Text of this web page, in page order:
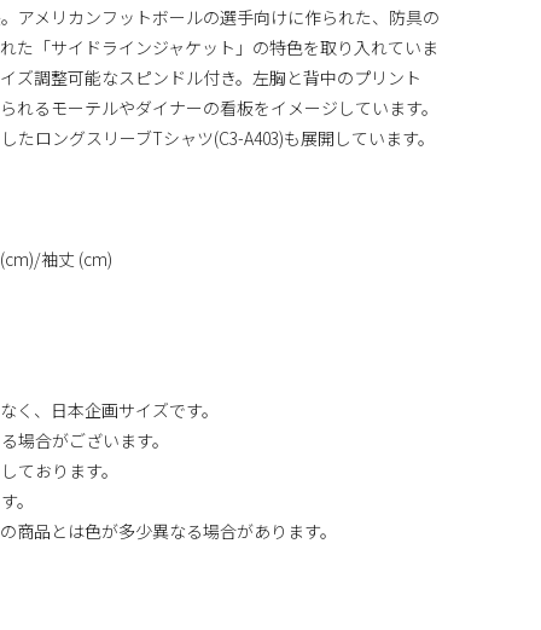
アメリカンフットボールの選手向けに作られた、防具の
た「サイドラインジャケット」の特色を取り入れていま
ズ調整可能なスピンドル付き。左胸と背中のプリント
れるモーテルやダイナーの看板をイメージしています。
ロングスリーブTシャツ(C3-A403)も展開しています。
袖丈 (cm)
く、日本企画サイズです。
場合がございます。
ております。
。
商品とは色が多少異なる場合があります。